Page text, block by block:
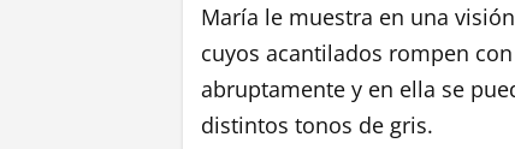
María le muestra en una
cuyos acantilados rompen
abruptamente y en ella se
distintos tonos de gris.